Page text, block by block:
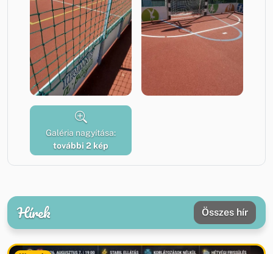
Galéria nagyítása:
további 2 kép
Hírek Összes hír